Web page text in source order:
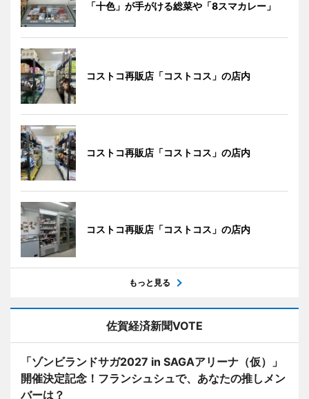
「十色」が手がける総菜や「8スマカレー」
コストコ再販店「コストコス」の店内
コストコ再販店「コストコス」の店内
コストコ再販店「コストコス」の店内
もっと見る
佐賀経済新聞VOTE
「ゾンビランドサガ2027 in SAGAアリーナ（仮）」
開催決定記念！フランシュシュで、あなたの推しメン
バーは？